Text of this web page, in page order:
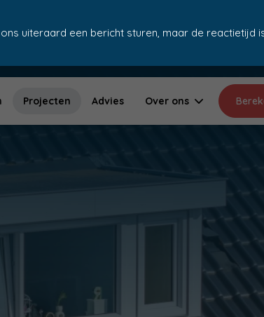
uiteraard een bericht sturen, maar de reactietijd
Projecten Advies Over ons
Meer dan 20